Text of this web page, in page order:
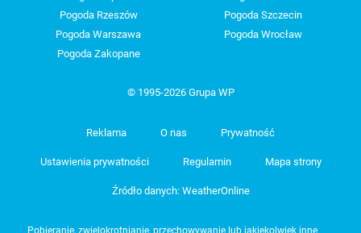
Pogoda Rzeszów
Pogoda Szczecin
Pogoda Warszawa
Pogoda Wrocław
Pogoda Zakopane
© 1995-2026 Grupa WP
Reklama O nas Prywatność
Ustawienia prywatności Regulamin Mapa strony
Źródło danych: WeatherOnline
Pobieranie, zwielokrotnianie, przechowywanie lub jakiekolwiek inne